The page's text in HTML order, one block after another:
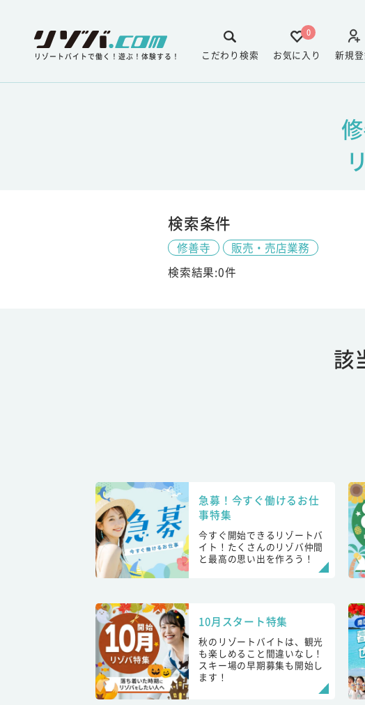
リゾートバイトで働く！遊ぶ！体験する！ 新規
0
お気に入り
こだわり検索
検索条件
修善寺
販売・売店業務
検索結果:0件
該
急募！今すぐ働けるお仕
事特集
今すぐ開始できるリゾートバ
イト！たくさんのリゾバ仲間
と最高の思い出を作ろう！
10月スタート特集
秋のリゾートバイトは、観光
も楽しめること間違いなし！
スキー場の早期募集も開始し
ます！